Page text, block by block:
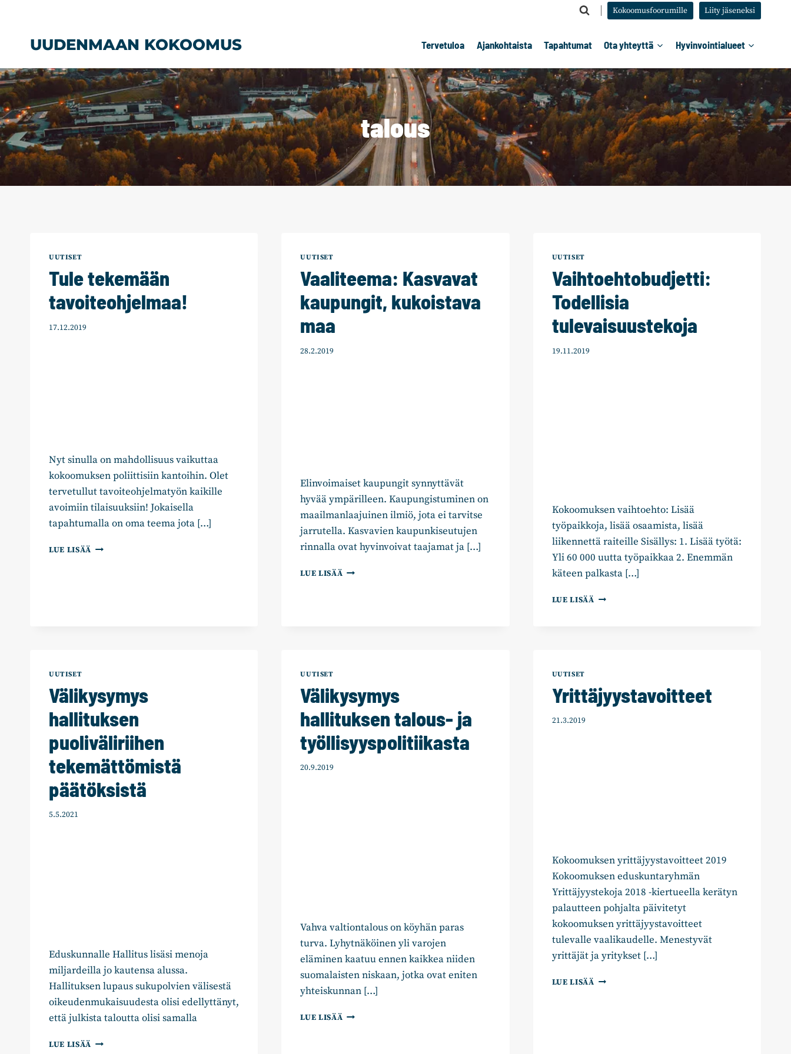
Kokoomusfoorumille Liity jäseneksi
UUDENMAAN KOKOOMUS Tervetuloa Ajankohtaista Tapahtumat Ota yhteyttä Hyvinvointialueet
talous
UUTISET
Tule tekemään
tavoiteohjelmaa!
17.12.2019
Nyt sinulla on mahdollisuus vaikuttaa
kokoomuksen poliittisiin kantoihin. Olet
tervetullut tavoiteohjelmatyön kaikille
avoimiin tilaisuuksiin! Jokaisella
tapahtumalla on oma teema jota […]
LUE LISÄÄ TULE
UUTISET
Vaaliteema: Kasvavat
kaupungit, kukoistava
maa
28.2.2019
Elinvoimaiset kaupungit synnyttävät
hyvää ympärilleen. Kaupungistuminen on
maailmanlaajuinen ilmiö, jota ei tarvitse
jarrutella. Kasvavien kaupunkiseutujen
rinnalla ovat hyvinvoivat taajamat ja […]
LUE LISÄÄ VAALITEEMA:
UUTISET
Vaihtoehtobudjetti:
Todellisia
tulevaisuustekoja
19.11.2019
Kokoomuksen vaihtoehto: Lisää
työpaikkoja, lisää osaamista, lisää
liikennettä raiteille Sisällys: 1. Lisää työtä:
Yli 60 000 uutta työpaikkaa 2. Enemmän
käteen palkasta […]
LUE LISÄÄ VAIHTOEHTOBUDJETTI:
UUTISET
Välikysymys
hallituksen
puoliväliriihen
tekemättömistä
päätöksistä
5.5.2021
Eduskunnalle Hallitus lisäsi menoja
miljardeilla jo kautensa alussa.
Hallituksen lupaus sukupolvien välisestä
oikeudenmukaisuudesta olisi edellyttänyt,
että julkista taloutta olisi samalla
LUE LISÄÄ VÄLIKYSYMYS
UUTISET
Välikysymys
hallituksen talous- ja
työllisyyspolitiikasta
20.9.2019
Vahva valtiontalous on köyhän paras
turva. Lyhytnäköinen yli varojen
eläminen kaatuu ennen kaikkea niiden
suomalaisten niskaan, jotka ovat eniten
yhteiskunnan […]
LUE LISÄÄ VÄLIKYSYMYS
UUTISET
Yrittäjyystavoitteet
21.3.2019
Kokoomuksen yrittäjyystavoitteet 2019
Kokoomuksen eduskuntaryhmän
Yrittäjyystekoja 2018 -kiertueella kerätyn
palautteen pohjalta päivitetyt
kokoomuksen yrittäjyystavoitteet
tulevalle vaalikaudelle. Menestyvät
yrittäjät ja yritykset […]
LUE LISÄÄ YRITTÄJYYSTAVOITTEET